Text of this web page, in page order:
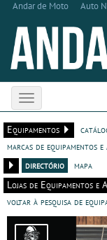
Andar de Moto Auto
Toggle
navigation
Equipamentos
marcas de equipamentos e
directório
mapa
Lojas de Equipamentos
voltar à pesquisa de